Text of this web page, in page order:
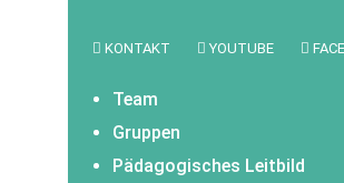
KONTAKT YOUTUBE
Team
Gruppen
Pädagogisches Leitbild